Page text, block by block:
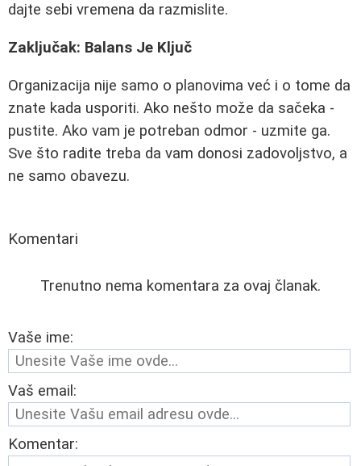
dajte sebi vremena da razmislite.
Zaključak: Balans Je Ključ
Organizacija nije samo o planovima već i o tome da
znate kada usporiti. Ako nešto može da sačeka -
pustite. Ako vam je potreban odmor - uzmite ga.
Sve što radite treba da vam donosi zadovoljstvo, a
ne samo obavezu.
Komentari
Trenutno nema komentara za ovaj članak.
Vaše ime:
Vaš email:
Komentar: